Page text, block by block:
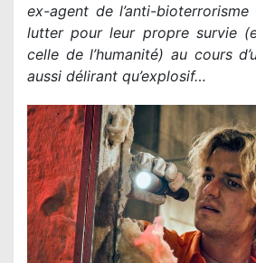
ex-agent de l’anti-
lutter pour leur propre survie
celle de l’humanité) au cours
aussi délirant qu’explosif…